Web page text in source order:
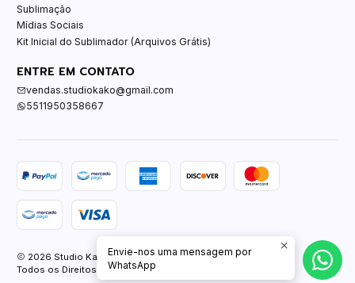
Sublimação
Mídias Sociais
Kit Inicial do Sublimador (Arquivos Grátis)
ENTRE EM CONTATO
vendas.studiokako@gmail.com
5511950358667
2026 Studio Kako.
Todos os Direitos Reservados.
Envie-nos uma mensagem por
WhatsApp